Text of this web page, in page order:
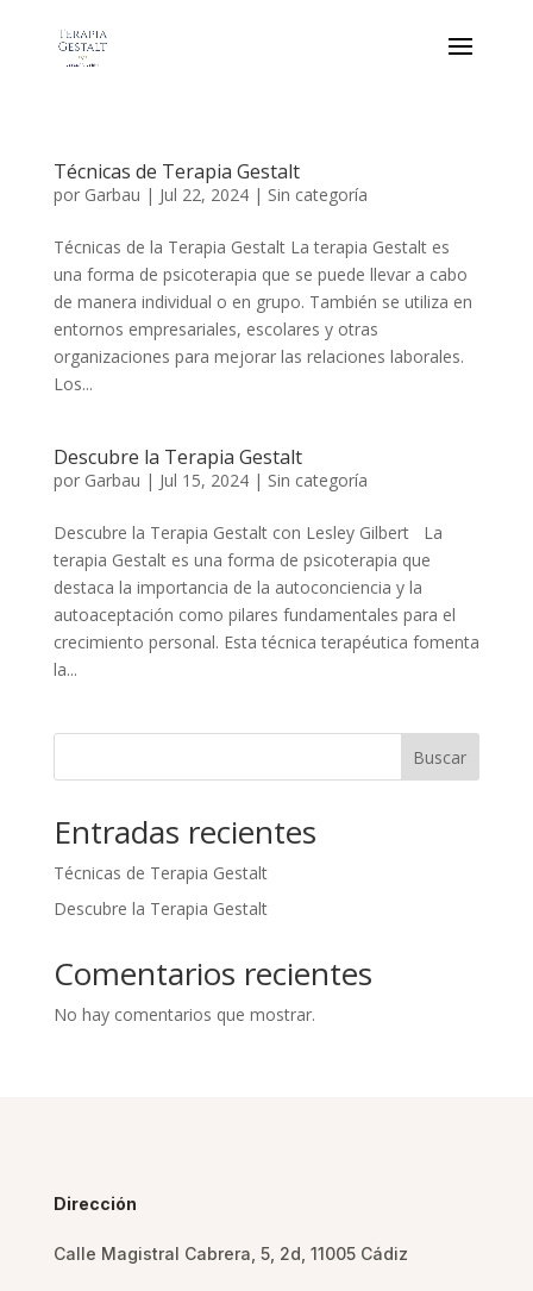
Técnicas de Terapia Gestalt
por Garbau | Jul 22, 2024| Sin categoría
Técnicas de la Terapia Gestalt La terapia Gestalt es
una forma de psicoterapia que se puede llevar a cabo
de manera individual o en grupo. También se utiliza en
entornos empresariales, escolares y otras
organizaciones para mejorar las relaciones laborales.
Los...
Descubre la Terapia Gestalt
por Garbau | Jul 15, 2024| Sin categoría
Descubre la Terapia Gestalt con Lesley Gilbert La
terapia Gestalt es una forma de psicoterapia que
destaca la importancia de la autoconciencia y la
autoaceptación como pilares fundamentales para el
crecimiento personal. Esta técnica terapéutica fomenta
la...
Buscar
Entradas recientes
Técnicas de Terapia Gestalt
Descubre la Terapia Gestalt
Comentarios recientes
No hay comentarios que mostrar.
Dirección
Calle Magistral Cabrera, 5, 2d, 11005 Cádiz